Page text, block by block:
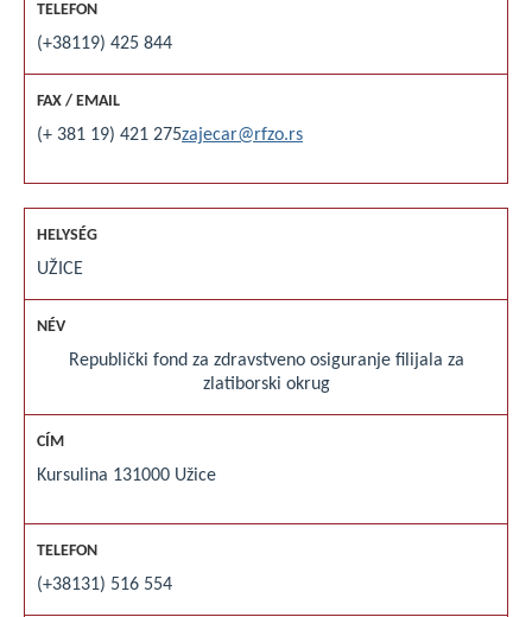
(+38119) 425 844
(+ 381 19) 421 275zajecar@rfzo.rs
UŽICE
Republički fond za zdravstveno osiguranje filijala za
zlatiborski okrug
Kursulina 131000 Užice
(+38131) 516 554